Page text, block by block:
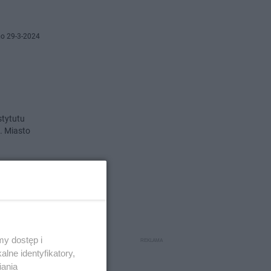
29-3-2024
Miasto
dostęp i
identyfikatory,